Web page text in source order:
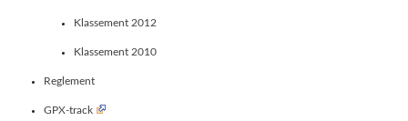
Klassement 2012
Klassement 2010
Reglement
GPX-track